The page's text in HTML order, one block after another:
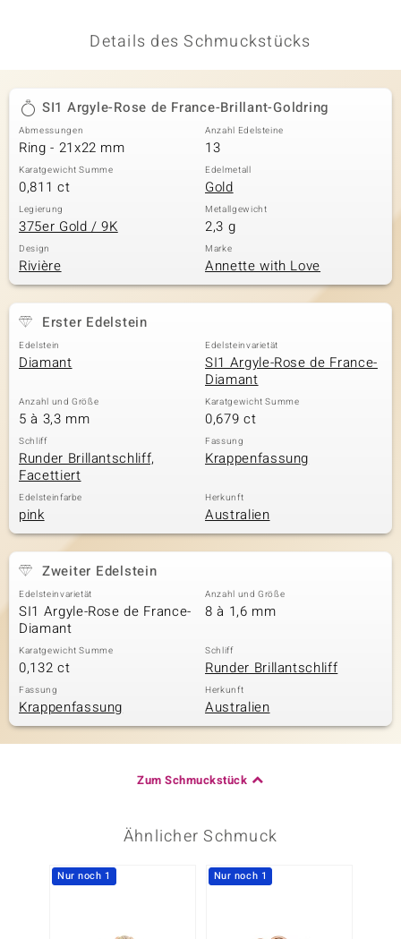
Details des Schmuckstücks
SI1 Argyle-Rose de France-Brillant-Goldring
Abmessungen
Ring - 21x22 mm
Anzahl Edelsteine
13
Karatgewicht Summe
0,811 ct
Edelmetall
Gold
Legierung
375er Gold / 9K
Metallgewicht
2,3 g
Design
Rivière
Marke
Annette with Love
Erster Edelstein
Edelstein
Diamant
Edelsteinvarietät
SI1 Argyle-Rose de France-
Diamant
Anzahl und Größe
5 à 3,3 mm
Karatgewicht Summe
0,679 ct
Schliff
Runder Brillantschliff,
Facettiert
Fassung
Krappenfassung
Edelsteinfarbe
pink
Herkunft
Australien
Zweiter Edelstein
Edelsteinvarietät
SI1 Argyle-Rose de France-
Diamant
Anzahl und Größe
8 à 1,6 mm
Karatgewicht Summe
0,132 ct
Schliff
Runder Brillantschliff
Fassung
Krappenfassung
Herkunft
Australien
Zum Schmuckstück
Ähnlicher Schmuck
Nur noch 1 Nur noch 1